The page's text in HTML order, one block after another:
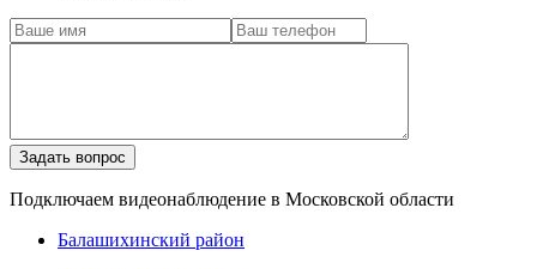
Подключаем видеонаблюдение в Московской области
Балашихинский район